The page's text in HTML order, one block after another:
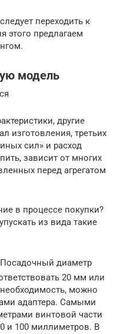
переходить к
этого предлагаем
модель
другие
изготовления, третьих
сил» и расход
зависит от многих
перед агрегатом
в процессе покупки?
из вида такие
диаметр
20 мм или
можно
адаптера. Самыми
винтовой части
и 100 миллиметров. В